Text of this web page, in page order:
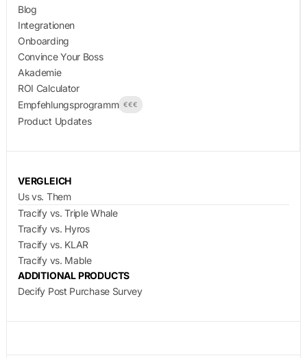
Blog
Integrationen
Onboarding
Convince Your Boss
Akademie
ROI Calculator
Empfehlungsprogramm €€€
Product Updates
VERGLEICH
Us vs. Them
Tracify vs. Triple Whale
Tracify vs. Hyros
Tracify vs. KLAR
Tracify vs. Mable
ADDITIONAL PRODUCTS
Decify Post Purchase Survey